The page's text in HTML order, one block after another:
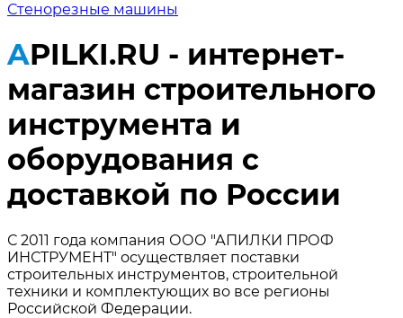
Стенорезные машины
APILKI.RU - интернет-
магазин строительного
инструмента и
оборудования с
доставкой по России
С 2011 года компания ООО "АПИЛКИ ПРОФ
ИНСТРУМЕНТ" осуществляет поставки
строительных инструментов, строительной
техники и комплектующих во все регионы
Российской Федерации.